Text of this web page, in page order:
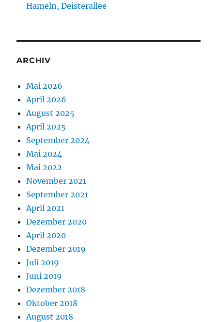
Hameln, Deisterallee
ARCHIV
Mai 2026
April 2026
August 2025
April 2025
September 2024
Mai 2024
Mai 2022
November 2021
September 2021
April 2021
Dezember 2020
April 2020
Dezember 2019
Juli 2019
Juni 2019
Dezember 2018
Oktober 2018
August 2018